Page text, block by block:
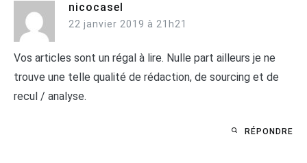
nicocasel
22 janvier 2019 à 21h21
Vos articles sont un régal à lire. Nulle part ailleurs je ne
trouve une telle qualité de rédaction, de sourcing et de
recul / analyse.
RÉPONDRE